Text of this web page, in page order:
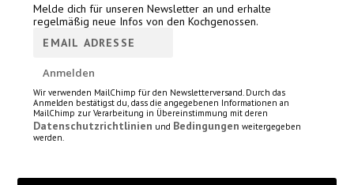
Melde dich für unseren Newsletter an und erhalte
regelmäßig neue Infos von den Kochgenossen.
Wir verwenden MailChimp für den Newsletterversand. Durch das
Anmelden bestätigst du, dass die angegebenen Informationen an
MailChimp zur Verarbeitung in Übereinstimmung mit deren
Datenschutzrichtlinien und Bedingungen weitergegeben
werden.